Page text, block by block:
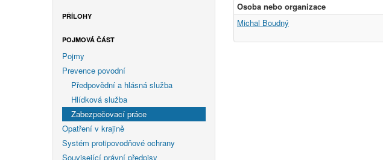
PŘÍLOHY
POJMOVÁ ČÁST
Pojmy
Prevence povodní
Předpovědní a hlásná služba
Hlídková služba
Zabezpečovací práce
Opatření v krajině
Systém protipovodňové ochrany
Související právní předpisy
Osoba nebo organizace
Michal Boudný